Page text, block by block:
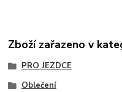
Zboží zařazeno v
PRO JEZDCE
Oblečení